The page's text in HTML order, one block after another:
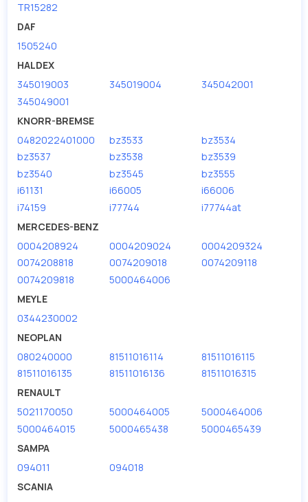
TR15282
DAF
1505240
HALDEX
345019003
345019004
345042001
345049001
KNORR-BREMSE
0482022401000
bz3533
bz3534
bz3537
bz3538
bz3539
bz3540
bz3545
bz3555
i61131
i66005
i66006
i74159
i77744
i77744at
MERCEDES-BENZ
0004208924
0004209024
0004209324
0074208818
0074209018
0074209118
0074209818
5000464006
MEYLE
0344230002
NEOPLAN
080240000
81511016114
81511016115
81511016135
81511016136
81511016315
RENAULT
5021170050
5000464005
5000464006
5000464015
5000465438
5000465439
SAMPA
094011
094018
SCANIA